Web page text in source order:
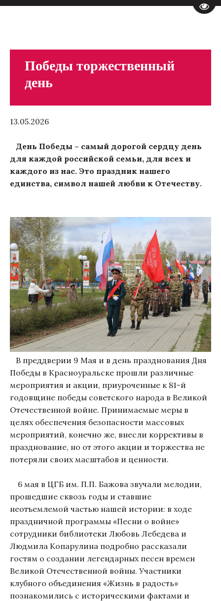
Победы торжественный
день
13.05.2026
День Победы – самый дорогой сердцу день
для каждой российской семьи, для всех и
каждого из нас. Это праздник нашего
единства, символ нашей любви к Отечеству.
В преддверии 9 Мая и в день празднования Дня
Победы в Красноуральске прошли различные
мероприятия и акции, приуроченные к 81-й
годовщине победы советского народа в Великой
Отечественной войне. Принимаемые меры в
целях обеспечения безопасности массовых
мероприятий, конечно же, внесли коррективы в
празднование, но от этого акции и торжества не
потеряли своих масштабов и ценности.
6 мая в ЦГБ им. П.П. Бажова звучали мелодии,
прошедшие сквозь годы и ставшие
неотъемлемой частью нашей истории: в ходе
праздничной программы «Песни о войне»
сотрудники библиотеки Любовь Лебедева и
Людмила Копарулина подробно рассказали
гостям о создании легендарных песен времен
Великой Отечественной войны. Участники
клубного объединения «Жизнь в радость»
познакомились с историческими фактами и